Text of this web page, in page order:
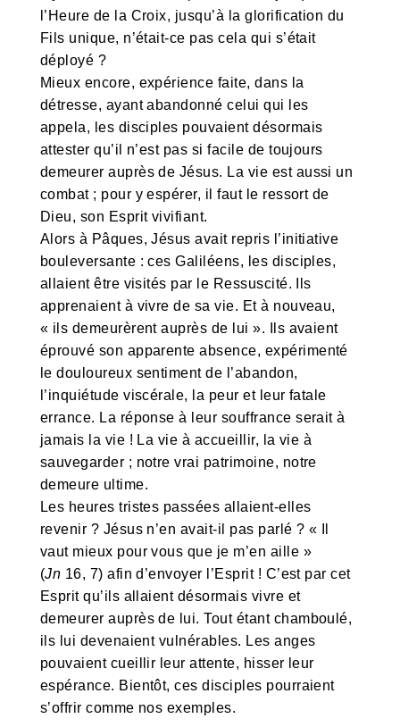
l’Heure de la Croix, jusqu’à la glorification du
Fils unique, n’était-ce pas cela qui s’était
déployé ?
Mieux encore, expérience faite, dans la
détresse, ayant abandonné celui qui les
appela, les disciples pouvaient désormais
attester qu’il n’est pas si facile de toujours
demeurer auprès de Jésus. La vie est aussi un
combat ; pour y espérer, il faut le ressort de
Dieu, son Esprit vivifiant.
Alors à Pâques, Jésus avait repris l’initiative
bouleversante : ces Galiléens, les disciples,
allaient être visités par le Ressuscité. Ils
apprenaient à vivre de sa vie. Et à nouveau,
« ils demeurèrent auprès de lui ». Ils avaient
éprouvé son apparente absence, expérimenté
le douloureux sentiment de l’abandon,
l’inquiétude viscérale, la peur et leur fatale
errance. La réponse à leur souffrance serait à
jamais la vie ! La vie à accueillir, la vie à
sauvegarder ; notre vrai patrimoine, notre
demeure ultime.
Les heures tristes passées allaient-elles
revenir ? Jésus n’en avait-il pas parlé ? « Il
vaut mieux pour vous que je m’en aille »
(Jn 16, 7) afin d’envoyer l’Esprit ! C’est par cet
Esprit qu’ils allaient désormais vivre et
demeurer auprès de lui. Tout étant chamboulé,
ils lui devenaient vulnérables. Les anges
pouvaient cueillir leur attente, hisser leur
espérance. Bientôt, ces disciples pourraient
s’offrir comme nos exemples.